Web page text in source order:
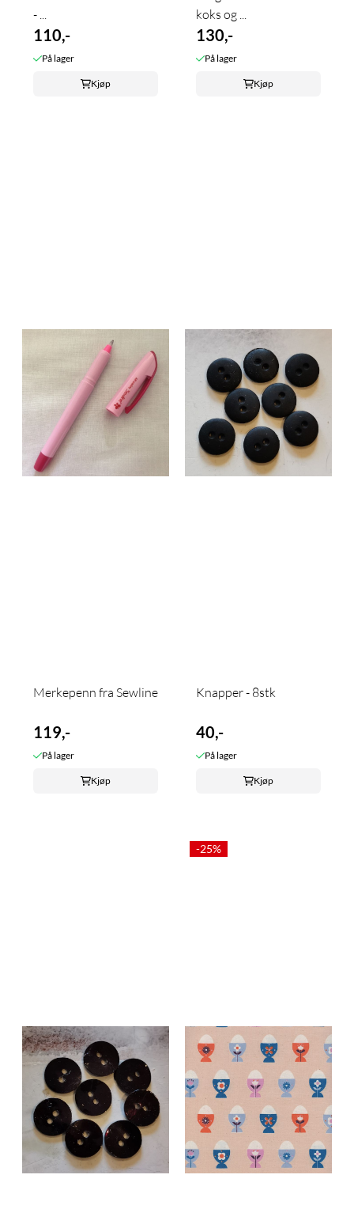
- ...
110,-
På lager
Kjøp
koks og ...
130,-
På lager
Kjøp
Merkepenn fra Sewline
119,-
På lager
Kjøp
Knapper - 8stk
40,-
På lager
Kjøp
-25%